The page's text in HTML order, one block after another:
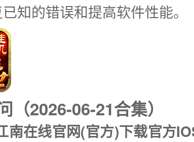
知的错误和提高软件性能。
（2026-06-21合集）
南在线官网(官方)下载官方